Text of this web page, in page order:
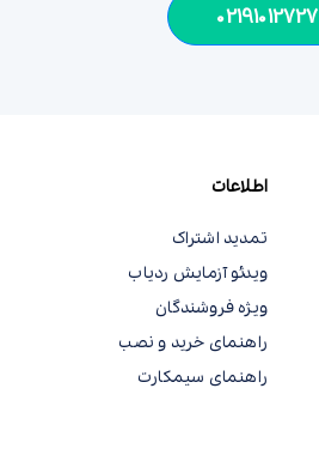
02191012727
اطلاعات
تمدید اشتراک
ویدئو آزمایش ردیاب
ویژه فروشندگان
راهنمای خرید و نصب
راهنمای سیمکارت